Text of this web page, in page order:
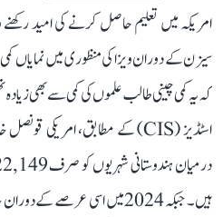
امریکہ میں تعلیم حاصل کرنے کی امید
سیزن کے دوران ویزا کی منظوری میں نمایاں
کہ یہ کمی چینی طالب علموں کی کمی سے بھی زیادہ